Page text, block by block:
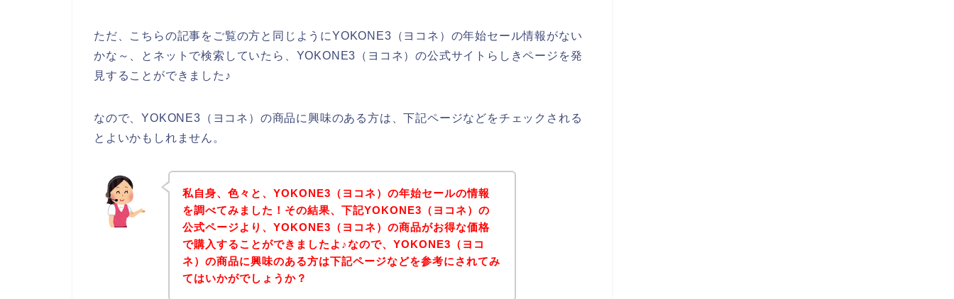
ただ、こちらの記事をご覧の方と同じようにYOKONE3（ヨコネ）の年始セール情報がない
かな～、とネットで検索していたら、YOKONE3（ヨコネ）の公式サイトらしきページを発
見することができました♪
なので、YOKONE3（ヨコネ）の商品に興味のある方は、下記ページなどをチェックされる
とよいかもしれません。
私自身、色々と、YOKONE3（ヨコネ）の年始セールの情報
を調べてみました！その結果、下記YOKONE3（ヨコネ）の
公式ページより、YOKONE3（ヨコネ）の商品がお得な価格
で購入することができましたよ♪なので、YOKONE3（ヨコ
ネ）の商品に興味のある方は下記ページなどを参考にされてみ
てはいかがでしょうか？